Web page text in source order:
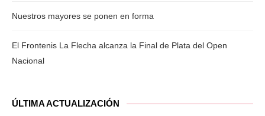
Nuestros mayores se ponen en forma
El Frontenis La Flecha alcanza la Final de Plata del Open
Nacional
ÚLTIMA ACTUALIZACIÓN